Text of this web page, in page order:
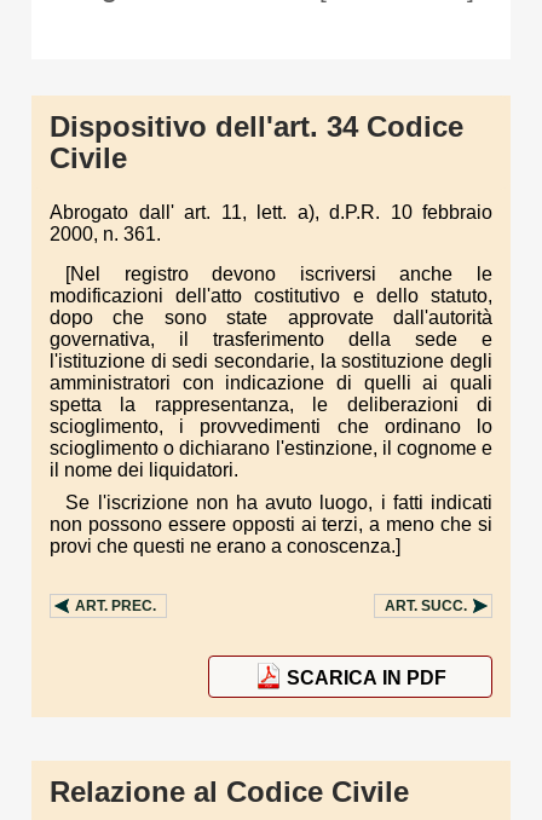
Dispositivo dell'art. 34 Codice
Civile
Abrogato dall' art. 11, lett. a), d.P.R. 10 febbraio
2000, n. 361.
[Nel registro devono iscriversi anche le
modificazioni dell'atto costitutivo e dello statuto,
dopo che sono state approvate dall'autorità
governativa, il trasferimento della sede e
l'istituzione di sedi secondarie, la sostituzione degli
amministratori con indicazione di quelli ai quali
spetta la rappresentanza, le deliberazioni di
scioglimento, i provvedimenti che ordinano lo
scioglimento o dichiarano l'estinzione, il cognome e
il nome dei liquidatori.
Se l'iscrizione non ha avuto luogo, i fatti indicati
non possono essere opposti ai terzi, a meno che si
provi che questi ne erano a conoscenza.]
ART. PREC. ART. SUCC.
SCARICA IN PDF
Relazione al Codice Civile